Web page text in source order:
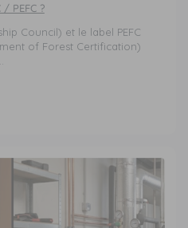
PEFC ?
Council) et le label PEFC
of Forest Certification)